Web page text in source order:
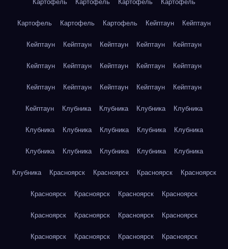
Картофель Картофель Картофель Картофель
Картофель Картофель Картофель Кейптаун Кейптаун
Кейптаун Кейптаун Кейптаун Кейптаун Кейптаун
Кейптаун Кейптаун Кейптаун Кейптаун Кейптаун
Кейптаун Кейптаун Кейптаун Кейптаун Кейптаун
Кейптаун Клубника Клубника Клубника Клубника
Клубника Клубника Клубника Клубника Клубника
Клубника Клубника Клубника Клубника Клубника
Клубника Красноярск Красноярск Красноярск Красноярск
Красноярск Красноярск Красноярск Красноярск
Красноярск Красноярск Красноярск Красноярск
Красноярск Красноярск Красноярск Красноярск